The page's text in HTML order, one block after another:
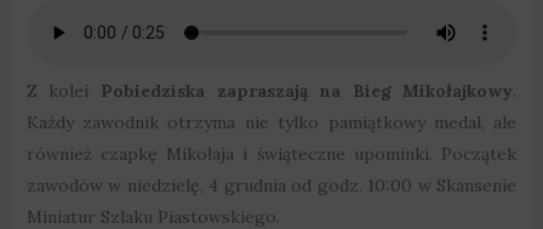
Z kolei Pobiedziska zapraszają na Bieg Mikołajkowy.
Każdy zawodnik otrzyma nie tylko pamiątkowy medal, ale
również czapkę Mikołaja i świąteczne upominki. Początek
zawodów w niedzielę, 4 grudnia od godz. 10:00 w Skansenie
Miniatur Szlaku Piastowskiego.